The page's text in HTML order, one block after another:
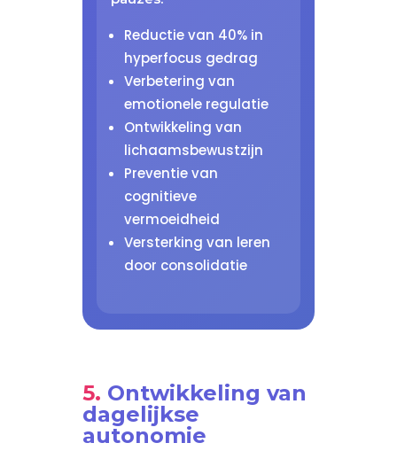
Reductie van 40% in
hyperfocus gedrag
Verbetering van
emotionele regulatie
Ontwikkeling van
lichaamsbewustzijn
Preventie van
cognitieve
vermoeidheid
Versterking van leren
door consolidatie
Ontwikkeling van
dagelijkse
autonomie